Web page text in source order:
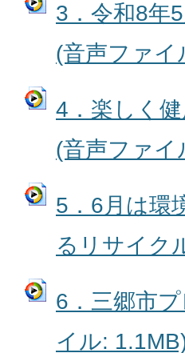
3．令和8年
(音声ファイ
4．楽しく
(音声ファイ
5．6月は環
るリサイク
6．三郷市
イル: